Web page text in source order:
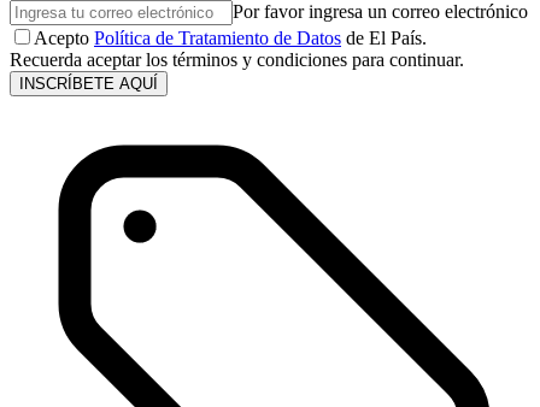
Por favor ingresa un correo electrónico
Acepto Política de Tratamiento de Datos de El País.
Recuerda aceptar los términos y condiciones para continuar.
INSCRÍBETE AQUÍ